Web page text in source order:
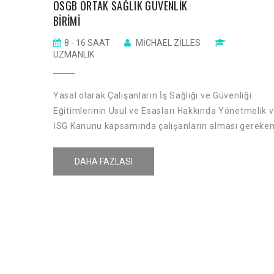
OSGB ORTAK SAĞLIK GÜVENLIK
BIRIMI
8 - 16 SAAT
MICHAEL ZILLES
UZMANLIK
Yasal olarak Çalışanların İş Sağlığı ve Güvenliği
Eğitimlerinin Usul ve Esasları Hakkında Yönetmelik
İSG Kanunu kapsamında çalışanların alması
yaratmak amacı ile İş sağlığı ve güvenliği ile ilgili
DAHA FAZLASI